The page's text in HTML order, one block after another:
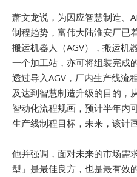
萧文龙说，为因应智慧制造、
制程趋势，富伟大陆淮安厂已
搬运机器人（AGV），搬运机
一个加工站，亦可将组装完成
透过导入AGV，厂内生产线流
及达到智慧制造升级的目的，
智动化流程规画，预计半年内
生产线制程目标，未来，该计
他并强调，面对未来的市场需
型」是最佳良方，也是最有效